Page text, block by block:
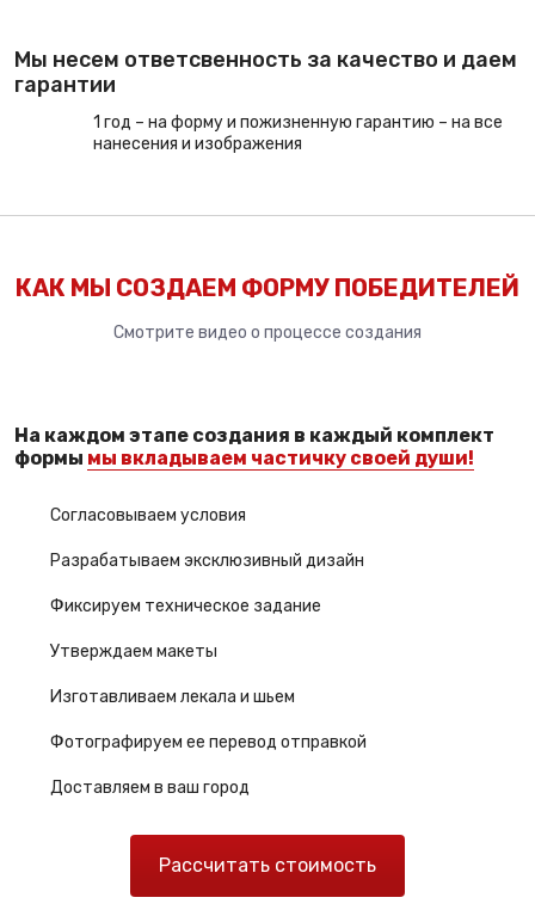
Мы несем ответсвенность за качество и даем
гарантии
1 год – на форму и пожизненную гарантию – на все
нанесения и изображения
КАК МЫ СОЗДАЕМ ФОРМУ ПОБЕДИТЕЛЕЙ
Смотрите видео о процессе создания
На каждом этапе создания в каждый комплект
формы мы вкладываем частичку своей души!
Согласовываем условия
Разрабатываем эксклюзивный дизайн
Фиксируем техническое задание
Утверждаем макеты
Изготавливаем лекала и шьем
Фотографируем ее перевод отправкой
Доставляем в ваш город
Рассчитать стоимость